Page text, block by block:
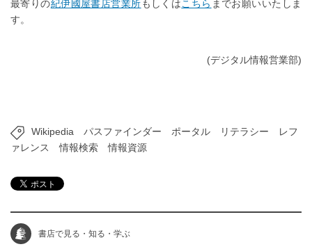
最寄りの紀伊國屋書店営業所もしくはこちら までお願いいたしま
す。
(デジタル情報営業部)
Wikipedia パスファインダー ポータル リテラシー
レフ
ァレンス
情報検索 情報資源
書店で見る・知る・学ぶ